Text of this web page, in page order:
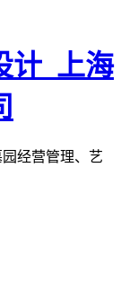
经营管理、艺